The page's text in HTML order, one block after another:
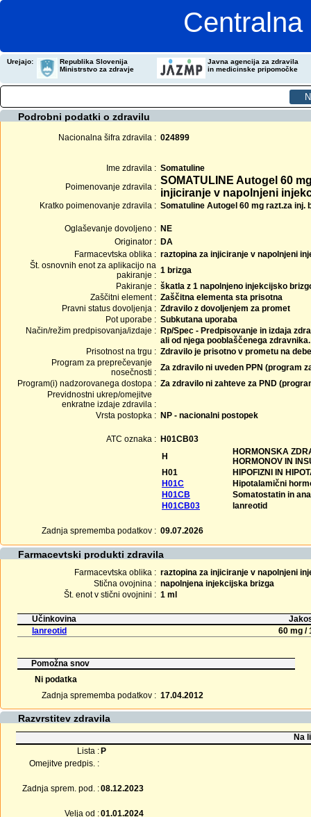
Urejajo:
Republika Slovenija
Ministrstvo za zdravje
Javna agencija za zdravila
in medicinske pripomočke
Podrobni podatki o zdravilu
Nacionalna šifra zdravila : 024899
Ime zdravila : Somatuline
Poimenovanje zdravila :
SOMATULINE Autogel 60
injiciranje v napolnjeni
Kratko poimenovanje zdravila : Somatuline Autogel 60 mg razt.za inj.
Oglaševanje dovoljeno : NE
Originator : DA
Farmacevtska oblika : raztopina za injiciranje v napolnjeni
Št. osnovnih enot za aplikacijo na
pakiranje : 1 brizga
Pakiranje : škatla z 1 napolnjeno injekcijsko
Zaščitni element : Zaščitna elementa sta prisotna
Pravni status dovoljenja : Zdravilo z dovoljenjem za promet
Pot uporabe : Subkutana uporaba
Način/režim predpisovanja/izdaje : Rp/Spec - Predpisovanje in izdaja
ali od njega pooblaščenega zdravnika.
Prisotnost na trgu : Zdravilo je prisotno v prometu na
Program za preprečevanje
nosečnosti : Za zdravilo ni uveden PPN (program
Program(i) nadzorovanega dostopa : Za zdravilo ni zahteve za PND
Previdnostni ukrep/omejitve
enkratne izdaje zdravila :
Vrsta postopka : NP - nacionalni postopek
ATC oznaka : H01CB03
H
HORMONSKA
HORMONOV IN
H01
HIPOFIZNI IN
H01C
Hipotalamični
H01CB
Somatostatin in
H01CB03
lanreotid
Zadnja sprememba podatkov : 09.07.2026
Farmacevtski produkti zdravila
Farmacevtska oblika : raztopina za injiciranje v napolnjeni
Stična ovojnina : napolnjena injekcijska brizga
Št. enot v stični ovojnini : 1 ml
Učinkovina
lanreotid
60 mg /
Pomožna snov
Ni podatka
Zadnja sprememba podatkov : 17.04.2012
Razvrstitev zdravila
Na
Lista : P
Omejitve predpis. :
Zadnja sprem. pod. :08.12.2023
Velja od :01.01.2024